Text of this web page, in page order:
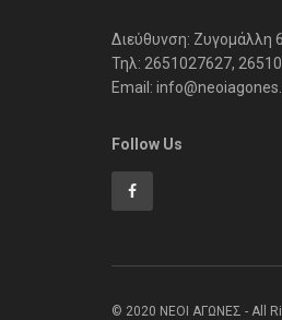
Διεύθυνση: Ζυγομάλλη
Τηλ: 2651027627,
Email:
Follow Us
© 2020 ΝΕΟΙ ΑΓΩΝΕΣ - All